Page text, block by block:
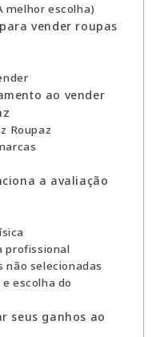
melhor escolha)
vender roupas
ao vender
Roupaz
a avaliação
profissional
não selecionadas
escolha do
seus ganhos ao